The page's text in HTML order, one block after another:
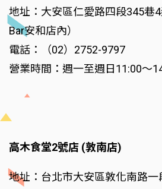
地址：大安區仁愛路四段345巷
Bar安和店內）
電話：（02）2752-9797
營業時間：週一至週日11:00～
高木食堂2號店 (敦南店)
地址：台北市大安區敦化南路